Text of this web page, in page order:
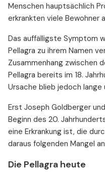
Menschen hauptsächlich
erkrankten viele Bewohner
Das auffälligste Symptom
Pellagra zu ihrem Namen
Zusammenhang zwischen
Pellagra bereits im 18.
Ursache blieb jedoch lange
Erst Joseph Goldberger
Beginn des 20.
eine Erkrankung ist, die
daraus folgenden Mangel
Die Pellagra heute